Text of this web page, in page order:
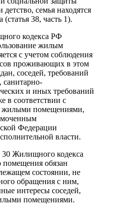
детство, семья находятся
(статья 38, часть 1).
кодекса РФ
жилым
с учетом соблюдения
проживающих в этом
соседей, требований
санитарно-
и иных требований
в соответствии с
жилыми помещениями,
Федерации
власти.
30 Жилищного кодекса
обязан
состоянии, не
обращения с ним,
интересы соседей,
помещениями.